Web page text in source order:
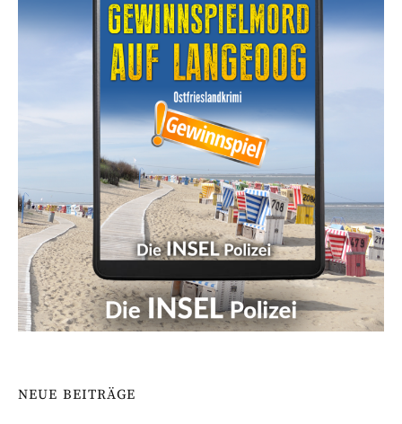
NEUE BEITRÄGE